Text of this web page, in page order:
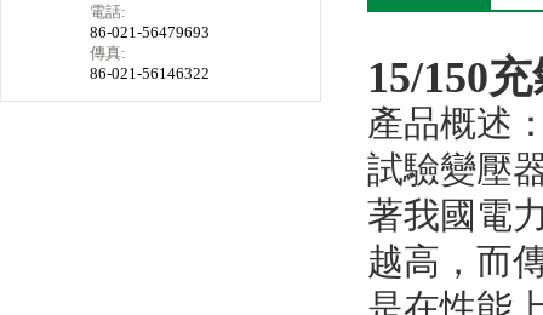
電話:
86-021-56479693
傳真:
86-021-56146322
15/150
產品概述
試驗變壓
著我國電
越高，而
是在性能